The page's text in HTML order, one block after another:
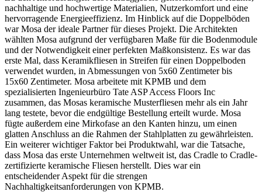
nachhaltige und hochwertige Materialien, Nutzerkomfort und eine
hervorragende Energieeffizienz. Im Hinblick auf die Doppelböden
war Mosa der ideale Partner für dieses Projekt. Die Architekten
wählten Mosa aufgrund der verfügbaren Maße für die Bodenmodule
und der Notwendigkeit einer perfekten Maßkonsistenz. Es war das
erste Mal, dass Keramikfliesen in Streifen für einen Doppelboden
verwendet wurden, in Abmessungen von 5x60 Zentimeter bis
15x60 Zentimeter. Mosa arbeitete mit KPMB und dem
spezialisierten Ingenieurbüro Tate ASP Access Floors Inc
zusammen, das Mosas keramische Musterfliesen mehr als ein Jahr
lang testete, bevor die endgültige Bestellung erteilt wurde. Mosa
fügte außerdem eine Mirkofase an den Kanten hinzu, um einen
glatten Anschluss an die Rahmen der Stahlplatten zu gewährleisten.
Ein weiterer wichtiger Faktor bei Produktwahl, war die Tatsache,
dass Mosa das erste Unternehmen weltweit ist, das Cradle to Cradle-
zertifizierte keramische Fliesen herstellt. Dies war ein
entscheidender Aspekt für die strengen
Nachhaltigkeitsanforderungen von KPMB.